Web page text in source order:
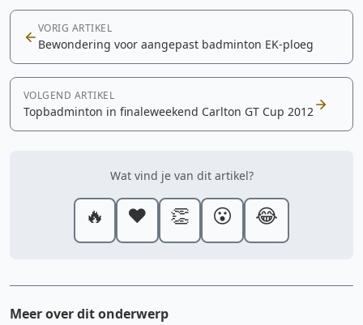
VORIG ARTIKEL
Bewondering voor aangepast badminton EK-ploeg
VOLGEND ARTIKEL
Topbadminton in finaleweekend Carlton GT Cup 2012
Wat vind je van dit artikel?
🔥 ❤️ 👏 😮 😂
Meer over dit onderwerp